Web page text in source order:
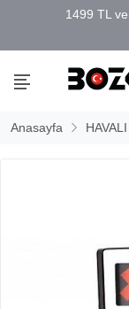
Anasayfa HAVALI